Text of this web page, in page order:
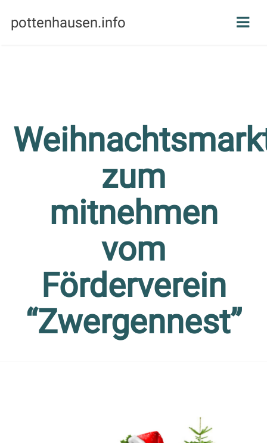
pottenhausen.info
zum
mitnehmen
vom
Förderverein
“Zwergennest”